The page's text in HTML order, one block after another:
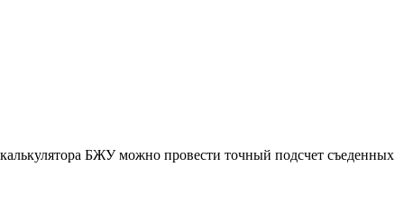
БЖУ можно провести точный подсчет съеденных